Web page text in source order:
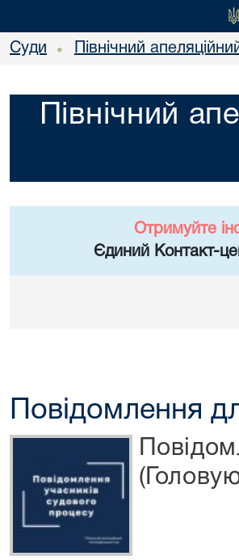
Суди • Північний
Північний
Отримуйте
Єдиний Контакт-
Повідомлення